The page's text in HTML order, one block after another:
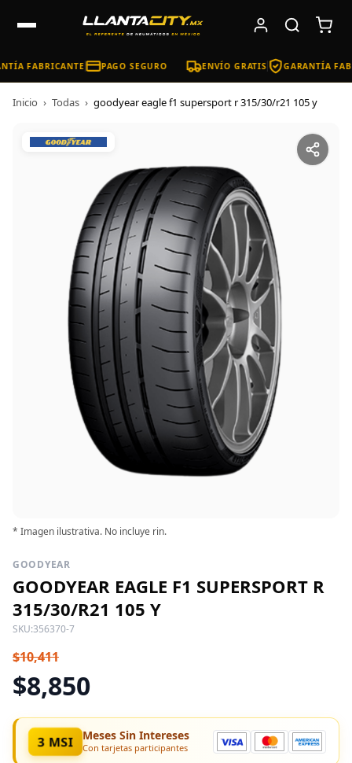
FABRICANTE PAGO SEGURO ENVÍO GRATIS GARANTÍA
Inicio › Todas › goodyear eagle f1 supersport r 315/30/r21 105 y
* Imagen ilustrativa. No incluye rin.
GOODYEAR
GOODYEAR EAGLE F1 SUPERSPORT R
315/30/R21 105 Y
SKU:356370-7
$10,411
$8,850
3 MSI Meses Sin Intereses
Con tarjetas participantes